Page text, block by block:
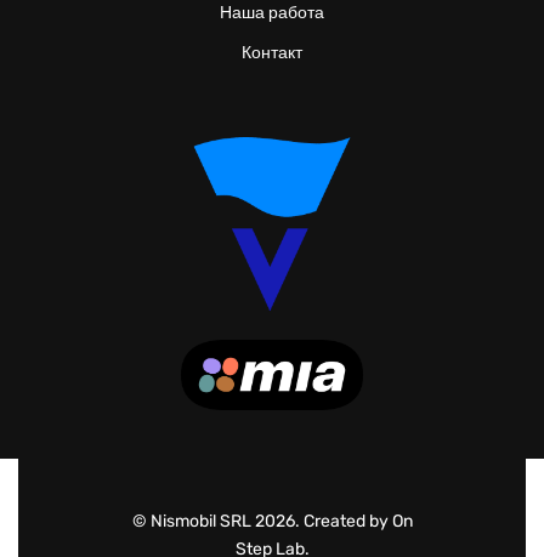
Наша работа
Контакт
© Nismobil SRL 2026. Created by On
Step Lab.